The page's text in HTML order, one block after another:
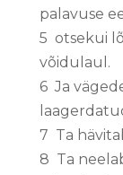
palavuse
5 otsekui
võidulaul.
6 Ja
7 Ta
8 Ta